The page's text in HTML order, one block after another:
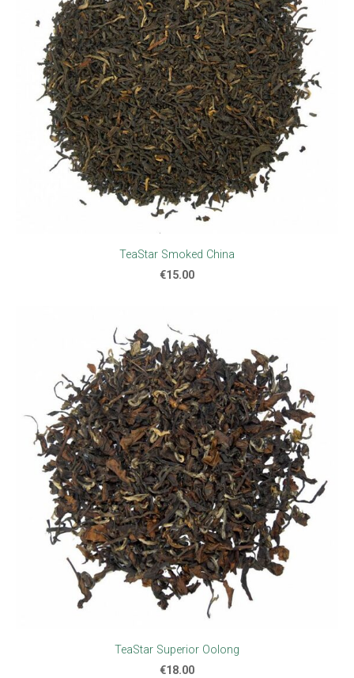
TeaStar Smoked China
€15.00
TeaStar Superior Oolong
€18.00